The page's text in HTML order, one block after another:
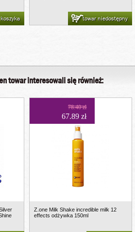
towar niedostępny
towar interesowali się również:
78.40 zł
67.89 zł
Z.one Milk Shake incredible milk 12
effects odżywka 150ml